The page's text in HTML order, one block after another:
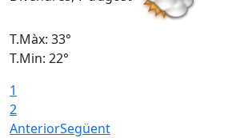
T.Màx: 33°
T.Min: 22°
1
2
AnteriorSegüent